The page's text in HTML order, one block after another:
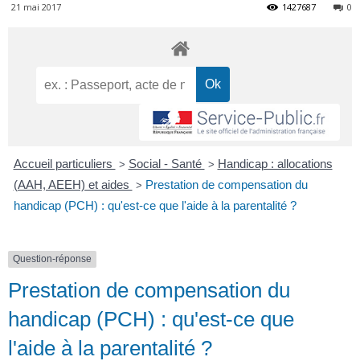
21 mai 2017 0
1427687
Accueil particuliers > Social - Santé > Handicap : allocations
(AAH, AEEH) et aides > Prestation de compensation du
handicap (PCH) : qu'est-ce que l'aide à la parentalité ?
Question-réponse
Prestation de compensation du
handicap (PCH) : qu'est-ce que
l'aide à la parentalité ?